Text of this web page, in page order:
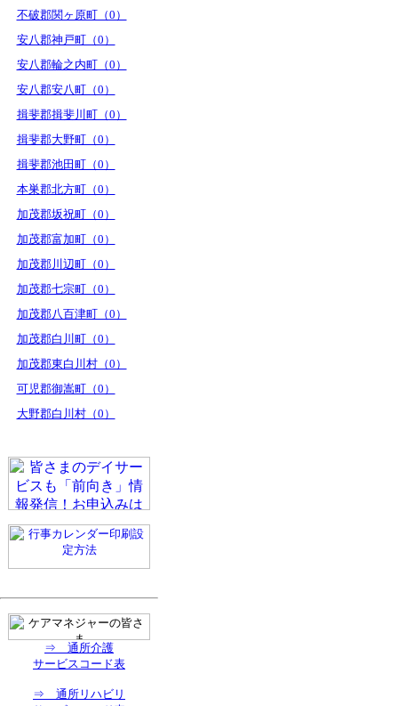
不破郡関ヶ原町（0）
安八郡神戸町（0）
安八郡輪之内町（0）
安八郡安八町（0）
揖斐郡揖斐川町（0）
揖斐郡大野町（0）
揖斐郡池田町（0）
本巣郡北方町（0）
加茂郡坂祝町（0）
加茂郡富加町（0）
加茂郡川辺町（0）
加茂郡七宗町（0）
加茂郡八百津町（0）
加茂郡白川町（0）
加茂郡東白川村（0）
可児郡御嵩町（0）
大野郡白川村（0）
⇒ 通所介護
サービスコード表
⇒ 通所リハビリ